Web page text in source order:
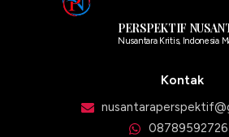
PERSPEKTIF
Nusantara Kritis, Indonesia
Kontak